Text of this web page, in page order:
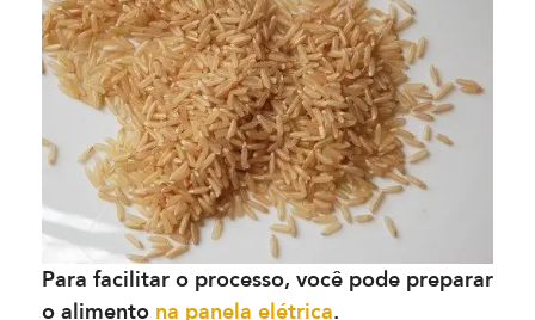
Para facilitar o processo, você pode preparar
o alimento na panela elétrica.